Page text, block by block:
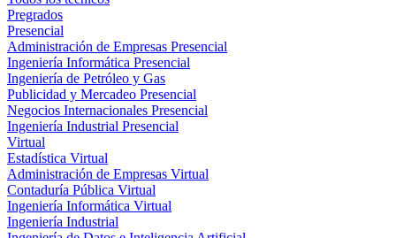
Pregrados
Presencial
Administración de Empresas Presencial
Ingeniería Informática Presencial
Ingeniería de Petróleo y Gas
Publicidad y Mercadeo Presencial
Negocios Internacionales Presencial
Ingeniería Industrial Presencial
Virtual
Estadística Virtual
Administración de Empresas Virtual
Contaduría Pública Virtual
Ingeniería Informática Virtual
Ingeniería Industrial